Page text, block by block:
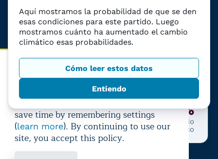
Ir a la página del estadio
Último partido:
Francia—
España
99%
Probabilidad de calor que
afecte al rendimiento
+1%
Debido al cambio
climático
How we use cookies
Climate Central uses cookies to
personalize visitors' experiences and
save time by remembering settings
(learn more). By continuing to use our
site, you accept this policy.
Aquí mostramos la probabilidad de que se den
esas condiciones para este partido. Luego
mostramos cuánto ha aumentado el cambio
climático esas probabilidades.
Entiendo
Cómo leer estos datos